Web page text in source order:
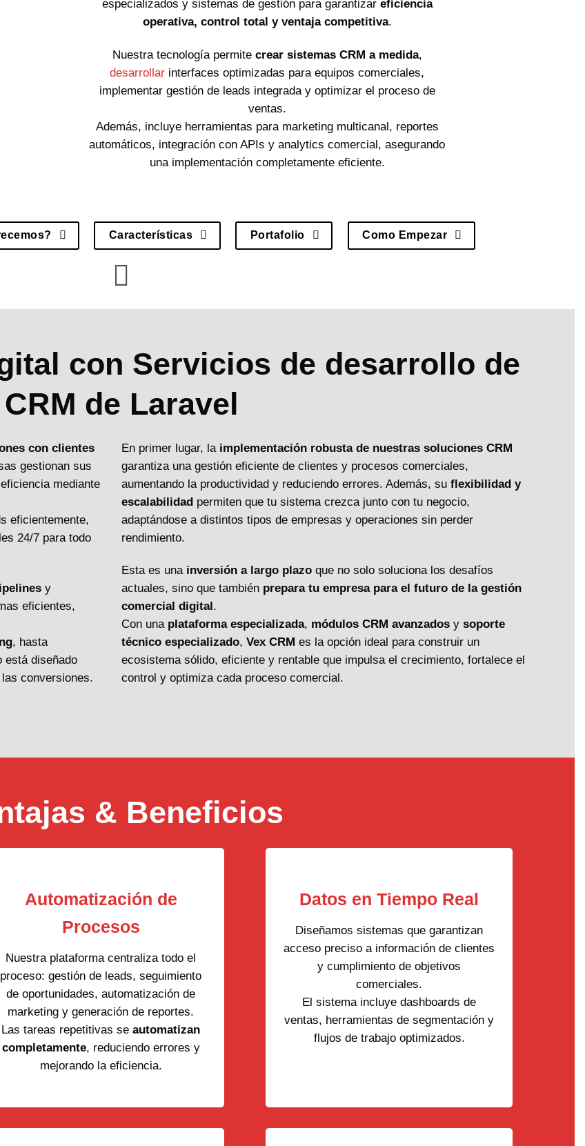
especializados y sistemas de gestión para garantizar eficiencia
operativa, control total y ventaja competitiva.
Nuestra tecnología permite crear sistemas CRM a medida,
desarrollar interfaces optimizadas para equipos comerciales,
implementar gestión de leads integrada y optimizar el proceso de
ventas.
Además, incluye herramientas para marketing multicanal, reportes
automáticos, integración con APIs y analytics comercial, asegurando
una implementación completamente eficiente.
Características Portafolio Como Empezar
con Servicios de desarrollo de
CRM de Laravel
con clientes
gestionan sus
mediante
eficientemente,
24/7 para todo
y
eficientes,
, hasta
está diseñado
conversiones.
En primer lugar, la implementación robusta de nuestras soluciones CRM
garantiza una gestión eficiente de clientes y procesos comerciales,
aumentando la productividad y reduciendo errores. Además, su flexibilidad y
escalabilidad permiten que tu sistema crezca junto con tu negocio,
adaptándose a distintos tipos de empresas y operaciones sin perder
rendimiento.
Esta es una inversión a largo plazo que no solo soluciona los desafíos
actuales, sino que también prepara tu empresa para el futuro de la gestión
comercial digital .
Con una plataforma especializada, módulos CRM avanzados y soporte
técnico especializado, Vex CRM es la opción ideal para construir un
ecosistema sólido, eficiente y rentable que impulsa el crecimiento, fortalece el
control y optimiza cada proceso comercial.
& Beneficios
Automatización de
Procesos
Nuestra plataforma centraliza todo el
proceso: gestión de leads, seguimiento
de oportunidades, automatización de
marketing y generación de reportes.
Las tareas repetitivas se automatizan
completamente, reduciendo errores y
mejorando la eficiencia.
Datos en Tiempo Real
Diseñamos sistemas que garantizan
acceso preciso a información de clientes
y cumplimiento de objetivos
comerciales.
El sistema incluye dashboards de
ventas, herramientas de segmentación y
flujos de trabajo optimizados.